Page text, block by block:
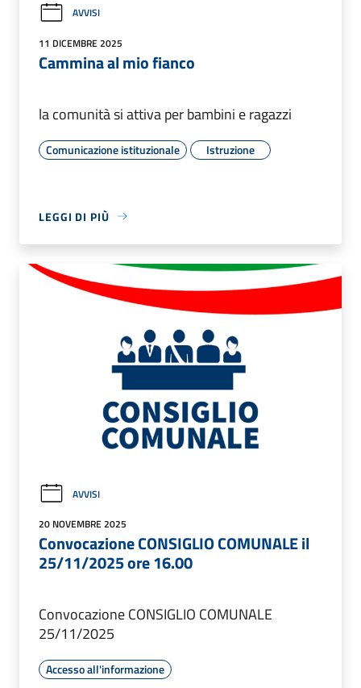
AVVISI
11 DICEMBRE 2025
Cammina al mio fianco
la comunità si attiva per bambini e ragazzi
Comunicazione istituzionale Istruzione
LEGGI DI PIÙ
AVVISI
20 NOVEMBRE 2025
Convocazione CONSIGLIO COMUNALE il
25/11/2025 ore 16.00
Convocazione CONSIGLIO COMUNALE
25/11/2025
Accesso all'informazione